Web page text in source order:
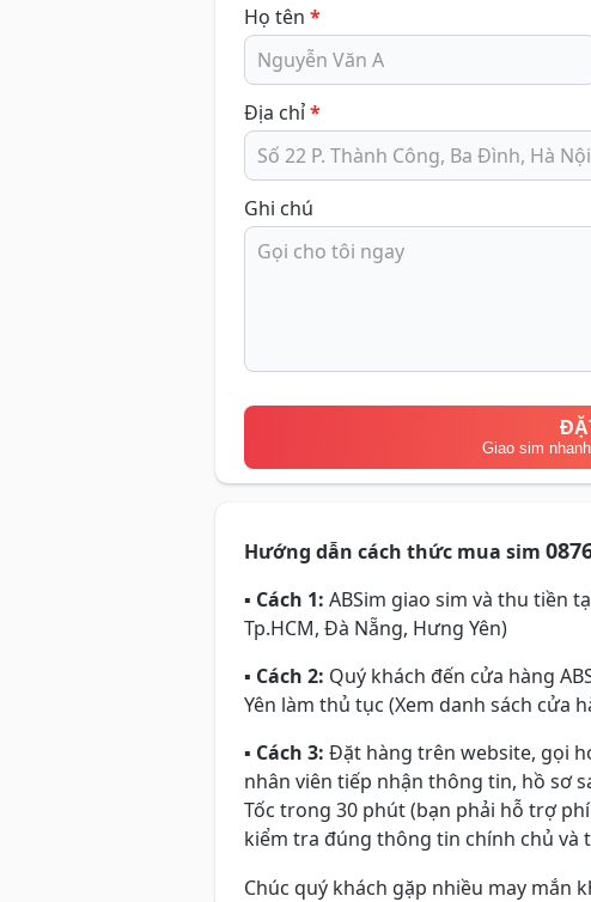
Họ tên *
Địa chỉ*
Ghi chú
Giao sim
Hướng dẫn cách thức mua sim
▪ Cách 1: ABSim giao sim và thu tiền
Tp.HCM, Đà Nẵng, Hưng Yên)
▪ Cách 2: Quý khách đến cửa hàng
Yên làm thủ tục (Xem danh sách cửa
▪ Cách 3: Đặt hàng trên website, gọi
nhân viên tiếp nhận thông tin, hồ sơ
Tốc trong 30 phút (bạn phải hỗ trợ
kiểm tra đúng thông tin chính chủ và
Chúc quý khách gặp nhiều may mắn